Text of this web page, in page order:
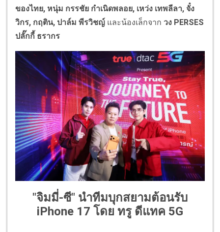
ของไทย, หนุ่ม กรรชัย กำเนิดพลอย, เหว่ง เทพลีลา, จั๋ง
วิกร, กฤติน, ปาล์ม พีรวิชญ์ และน้องเล็กจาก วง PERSES
ปลั๊กกี้ ธรากร
"จิมมี่-ซี" นำทีมบุกสยามต้อนรับ
iPhone 17 โดย ทรู ดีแทค 5G